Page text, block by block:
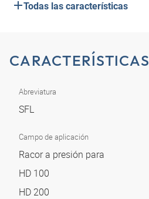
Todas las características
CARACTERÍSTICAS
Abreviatura
SFL
Campo de aplicación
Racor a presión para
HD 100
HD 200